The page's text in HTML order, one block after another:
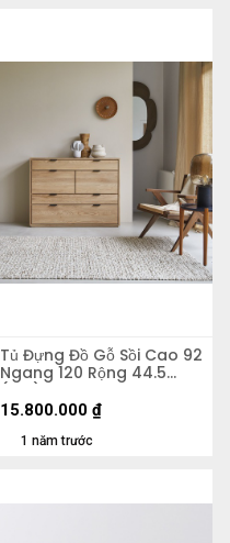
Tủ Đựng Đồ Gỗ Sồi Cao 92
Ngang 120 Rộng 44.5
(cm)
1 năm trước
15.800.000 ₫